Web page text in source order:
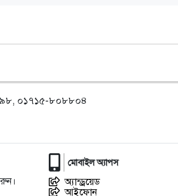
০১৭১৫-৮০৮৮০৪
মোবাইল অ্যাপস
অ্যান্ড্রয়েড
আইফোন